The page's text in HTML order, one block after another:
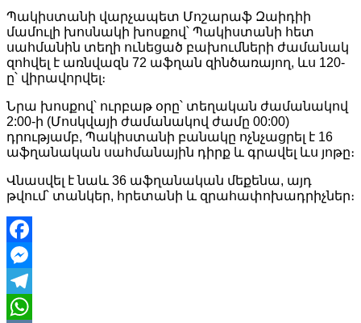
Link
Share
Պակիստանի վարչապետ Մոշարաֆ Զաիդիի
մամուլի խոսնակի խոսքով՝ Պակիստանի հետ
սահմանին տեղի ունեցած բախումների ժամանակ
զոհվել է առնվազն 72 աֆղան զինծառայող, ևս 120-
ը՝ վիրավորվել։
Նրա խոսքով՝ ուրբաթ օրը՝ տեղական ժամանակով
2:00-ի (Մոսկվայի ժամանակով ժամը 00:00)
դրությամբ, Պակիստանի բանակը ոչնչացրել է 16
աֆղանական սահմանային դիրք և գրավել ևս յոթը։
Վնասվել է նաև 36 աֆղանական մեքենա, այդ
թվում՝ տանկեր, հրետանի և զրահափոխադրիչներ։
Facebook
Messenger
Telegram